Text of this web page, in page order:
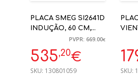
PLACA SMEG SI2641D
INDUÇÃO, 60 CM,
PRETA, BORDOS
RETOS
PVPR: 669.00€
535,20€
SKU: 130801059 SKU: